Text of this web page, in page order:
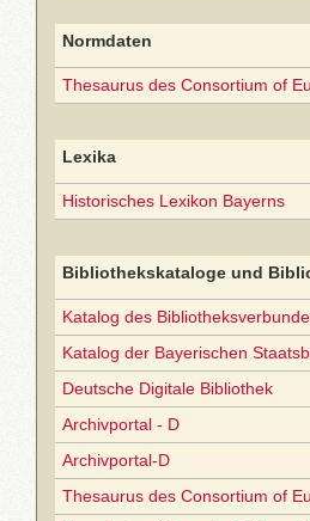
Normdaten
Thesaurus des Consortium of
Lexika
Historisches Lexikon Bayerns
Bibliothekskataloge und
Katalog des
Katalog der Bayerischen
Deutsche Digitale Bibliothek
Archivportal - D
Archivportal-D
Thesaurus des Consortium of